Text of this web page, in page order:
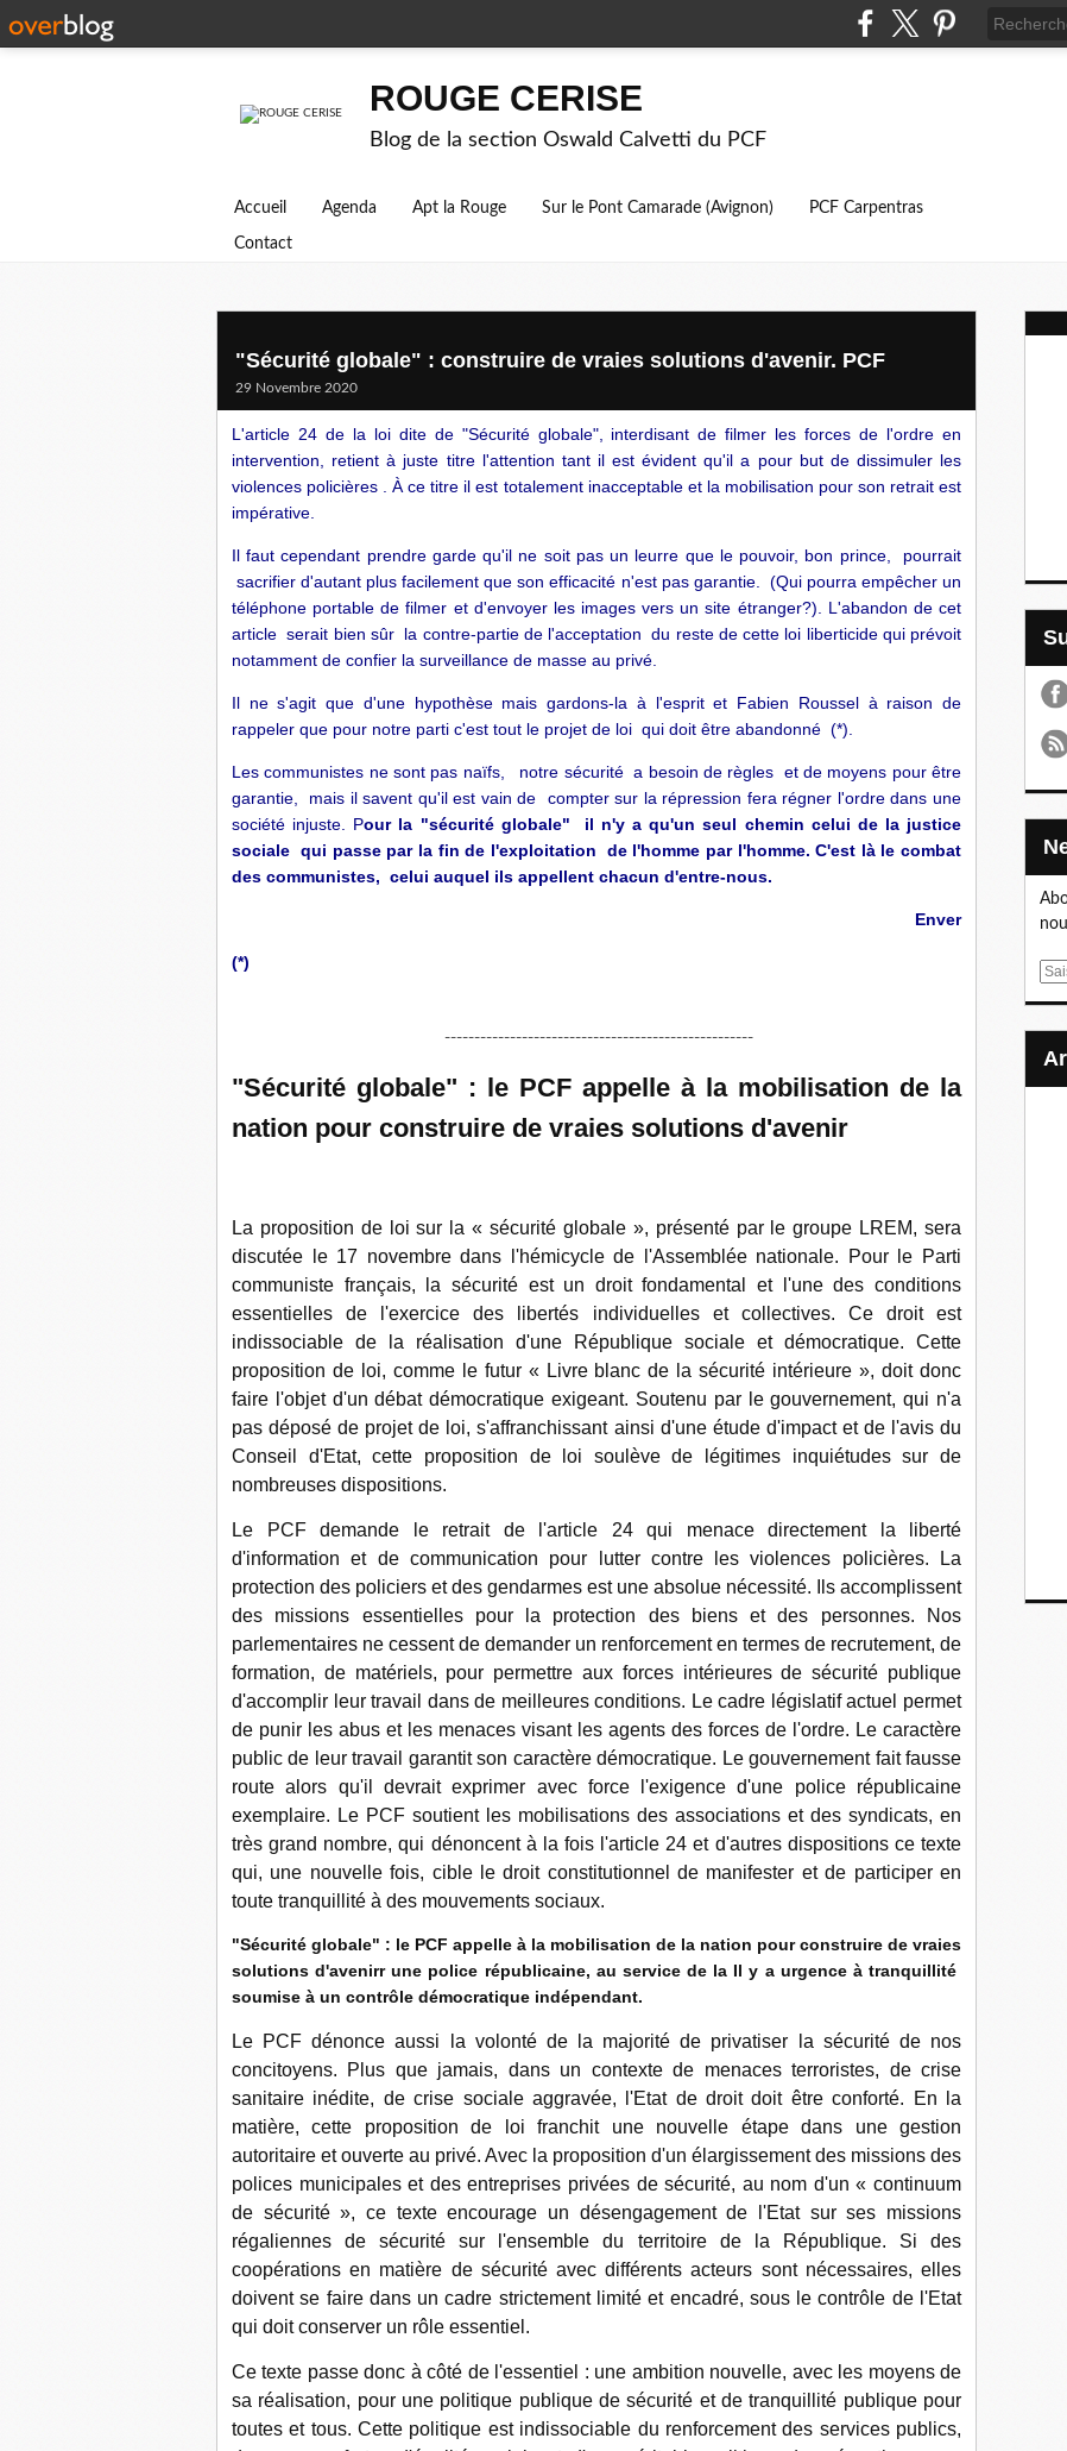
ROUGE CERISE
Blog de la section Oswald Calvetti du PCF
Accueil Agenda Apt la Rouge Sur le Pont Camarade (Avignon) PCF Carpentras
Contact
"Sécurité globale" : construire de vraies solutions d'avenir. PCF
29 Novembre 2020
L'article 24 de la loi dite de "Sécurité globale", interdisant de filmer les forces de l'ordre en
intervention, retient à juste titre l'attention tant il est évident qu'il a pour but de dissimuler les
violences policières . À ce titre il est totalement inacceptable et la mobilisation pour son retrait est
impérative.
Il faut cependant prendre garde qu'il ne soit pas un leurre que le pouvoir, bon prince, pourrait
sacrifier d'autant plus facilement que son efficacité n'est pas garantie. (Qui pourra empêcher un
téléphone portable de filmer et d'envoyer les images vers un site étranger?). L'abandon de cet
article serait bien sûr la contre-partie de l'acceptation du reste de cette loi liberticide qui prévoit
notamment de confier la surveillance de masse au privé.
Il ne s'agit que d'une hypothèse mais gardons-la à l'esprit et Fabien Roussel à raison de
rappeler que pour notre parti c'est tout le projet de loi qui doit être abandonné (*).
Les communistes ne sont pas naïfs, notre sécurité a besoin de règles et de moyens pour être
garantie, mais il savent qu'il est vain de compter sur la répression fera régner l'ordre dans une
société injuste. Pour la "sécurité globale" il n'y a qu'un seul chemin celui de la justice
sociale qui passe par la fin de l'exploitation de l'homme par l'homme. C'est là le combat
des communistes, celui auquel ils appellent chacun d'entre-nous.
Enver
(*)
----------------------------------------------------
"Sécurité globale" : le PCF appelle à la mobilisation de la
nation pour construire de vraies solutions d'avenir
La proposition de loi sur la « sécurité globale », présenté par le groupe LREM, sera
discutée le 17 novembre dans l'hémicycle de l'Assemblée nationale. Pour le Parti
communiste français, la sécurité est un droit fondamental et l'une des conditions
essentielles de l'exercice des libertés individuelles et collectives. Ce droit est
indissociable de la réalisation d'une République sociale et démocratique. Cette
proposition de loi, comme le futur « Livre blanc de la sécurité intérieure », doit donc
faire l'objet d'un débat démocratique exigeant. Soutenu par le gouvernement, qui n'a
pas déposé de projet de loi, s'affranchissant ainsi d'une étude d'impact et de l'avis du
Conseil d'Etat, cette proposition de loi soulève de légitimes inquiétudes sur de
nombreuses dispositions.
Le PCF demande le retrait de l'article 24 qui menace directement la liberté
d'information et de communication pour lutter contre les violences policières. La
protection des policiers et des gendarmes est une absolue nécessité. Ils accomplissent
des missions essentielles pour la protection des biens et des personnes. Nos
parlementaires ne cessent de demander un renforcement en termes de recrutement, de
formation, de matériels, pour permettre aux forces intérieures de sécurité publique
d'accomplir leur travail dans de meilleures conditions. Le cadre législatif actuel permet
de punir les abus et les menaces visant les agents des forces de l'ordre. Le caractère
public de leur travail garantit son caractère démocratique. Le gouvernement fait fausse
route alors qu'il devrait exprimer avec force l'exigence d'une police républicaine
exemplaire. Le PCF soutient les mobilisations des associations et des syndicats, en
très grand nombre, qui dénoncent à la fois l'article 24 et d'autres dispositions ce texte
qui, une nouvelle fois, cible le droit constitutionnel de manifester et de participer en
toute tranquillité à des mouvements sociaux.
"Sécurité globale" : le PCF appelle à la mobilisation de la nation pour construire de vraies
solutions d'avenirr une police républicaine, au service de la Il y a urgence à tranquillité
soumise à un contrôle démocratique indépendant.
Le PCF dénonce aussi la volonté de la majorité de privatiser la sécurité de nos
concitoyens. Plus que jamais, dans un contexte de menaces terroristes, de crise
sanitaire inédite, de crise sociale aggravée, l'Etat de droit doit être conforté. En la
matière, cette proposition de loi franchit une nouvelle étape dans une gestion
autoritaire et ouverte au privé. Avec la proposition d'un élargissement des missions des
polices municipales et des entreprises privées de sécurité, au nom d'un « continuum
de sécurité », ce texte encourage un désengagement de l'Etat sur ses missions
régaliennes de sécurité sur l'ensemble du territoire de la République. Si des
coopérations en matière de sécurité avec différents acteurs sont nécessaires, elles
doivent se faire dans un cadre strictement limité et encadré, sous le contrôle de l'Etat
qui doit conserver un rôle essentiel.
Ce texte passe donc à côté de l'essentiel : une ambition nouvelle, avec les moyens de
sa réalisation, pour une politique publique de sécurité et de tranquillité publique pour
toutes et tous. Cette politique est indissociable du renforcement des services publics,
E